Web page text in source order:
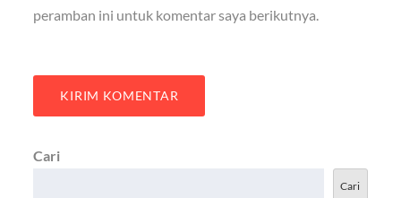
peramban ini untuk komentar saya berikutnya.
Cari
Cari